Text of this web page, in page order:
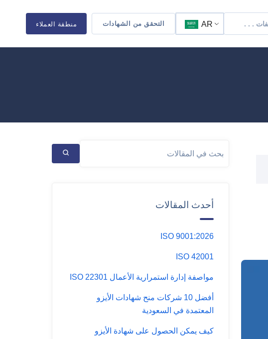
AR التحقق من الشهادات منطقة العملاء
أحدث المقالات
ISO 9001:2026
ISO 42001
مواصفة إدارة استمرارية الأعمال ISO 22301
أفضل 10 شركات منح شهادات الأيزو
المعتمدة في السعودية
كيف يمكن الحصول على شهادة الأيزو